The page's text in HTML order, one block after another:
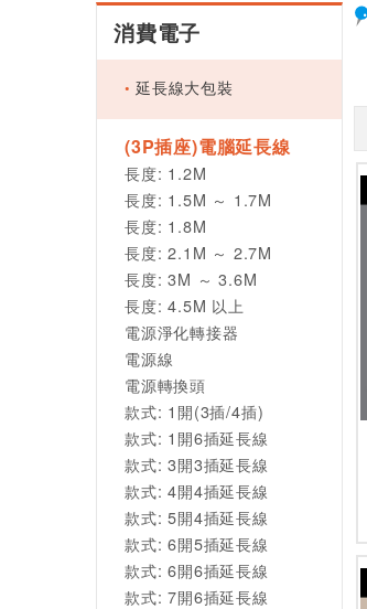
消費電子
延長線大包裝
(3P插座)電腦延長線
長度: 1.2M
長度: 1.5M ～ 1.7M
長度: 1.8M
長度: 2.1M ～ 2.7M
長度: 3M ～ 3.6M
長度: 4.5M 以上
電源淨化轉接器
電源線
電源轉換頭
款式: 1開(3插/4插)
款式: 1開6插延長線
款式: 3開3插延長線
款式: 4開4插延長線
款式: 5開4插延長線
款式: 6開5插延長線
款式: 6開6插延長線
款式: 7開6插延長線